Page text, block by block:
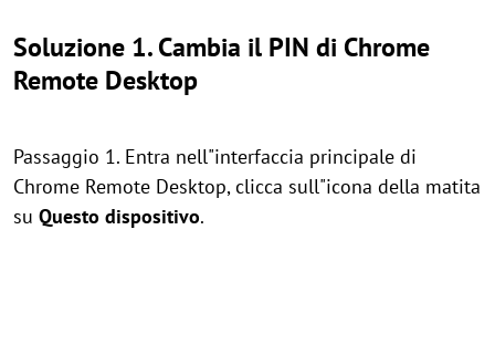
Soluzione 1. Cambia il PIN di Chrome
Remote Desktop
Passaggio 1. Entra nell"interfaccia principale di
Chrome Remote Desktop, clicca sull"icona della matita
su Questo dispositivo.